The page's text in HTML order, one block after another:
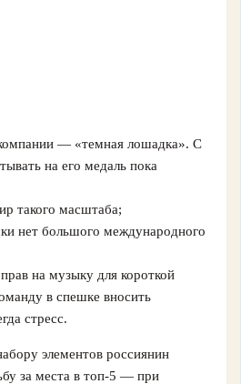
— «темная лошадка». С
на его медаль пока
такого масштаба;
нет большого международного
на музыку для короткой
в спешке вносить
стресс.
элементов россиянин
за места в топ‑5 — при